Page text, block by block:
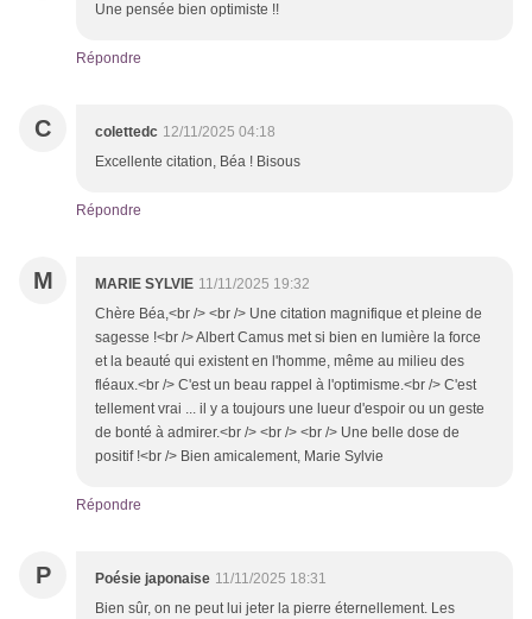
Une pensée bien optimiste !!
Répondre
C colettedc 12/11/2025 04:18
Excellente citation, Béa ! Bisous
Répondre
M MARIE SYLVIE 11/11/2025 19:32
Chère Béa,<br /> <br /> Une citation magnifique et pleine de
sagesse !<br /> Albert Camus met si bien en lumière la force
et la beauté qui existent en l'homme, même au milieu des
fléaux.<br /> C'est un beau rappel à l'optimisme.<br /> C'est
tellement vrai ... il y a toujours une lueur d'espoir ou un geste
de bonté à admirer.<br /> <br /> <br /> Une belle dose de
positif !<br /> Bien amicalement, Marie Sylvie
Répondre
P Poésie japonaise 11/11/2025 18:31
Bien sûr, on ne peut lui jeter la pierre éternellement. Les